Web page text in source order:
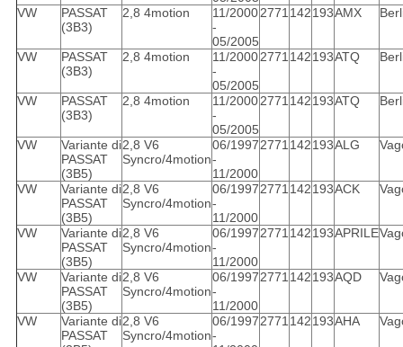
VW
PASSAT
(3B3)
2,8 4motion
11/2000
-
05/2005
2771142193AMX
VW
PASSAT
(3B3)
2,8 4motion
11/2000
-
05/2005
2771142193ATQ
VW
PASSAT
(3B3)
2,8 4motion
11/2000
-
05/2005
2771142193ATQ
VW
Variante di
PASSAT
(3B5)
2,8 V6
Syncro/4motion
06/1997
-
11/2000
2771142193ALG
VW
Variante di
PASSAT
(3B5)
2,8 V6
Syncro/4motion
06/1997
-
11/2000
2771142193ACK
VW
Variante di
PASSAT
(3B5)
2,8 V6
Syncro/4motion
06/1997
-
11/2000
2771142193APRILE
VW
Variante di
PASSAT
(3B5)
2,8 V6
Syncro/4motion
06/1997
-
11/2000
2771142193AQD
VW
Variante di
PASSAT
2,8 V6
Syncro/4motion
06/1997
-
2771142193AHA